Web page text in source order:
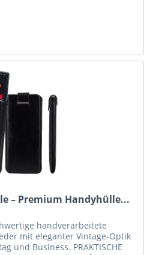
– Premium Handyhülle...
handverarbeitete
mit eleganter Vintage-Optik
und Business. PRAKTISCHE